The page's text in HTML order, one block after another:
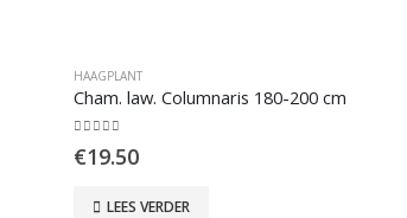
HAAGPLANT
Cham. law. Columnaris 180-200 cm
€19.50
LEES VERDER